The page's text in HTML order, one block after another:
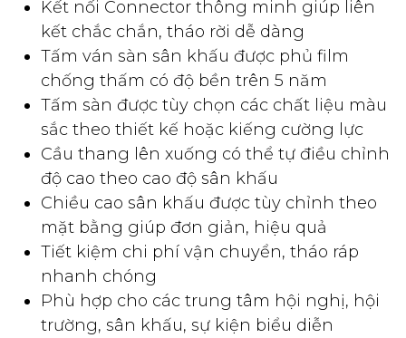
Kết nối Connector thông minh giúp liên
kết chắc chắn, tháo rời dễ dàng
Tấm ván sàn sân khấu được phủ film
chống thấm có độ bền trên 5 năm
Tấm sàn được tùy chọn các chất liệu màu
sắc theo thiết kế hoặc kiếng cường lực
Cầu thang lên xuống có thể tự điều chỉnh
độ cao theo cao độ sân khấu
Chiều cao sân khấu được tùy chỉnh theo
mặt bằng giúp đơn giản, hiệu quả
Tiết kiệm chi phí vận chuyển, tháo ráp
nhanh chóng
Phù hợp cho các trung tâm hội nghị, hội
trường, sân khấu, sự kiện biểu diễn